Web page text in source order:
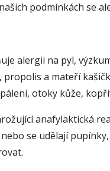
podmínkách se
alergii na pyl,
propolis a mateří
otoky kůže,
anafylaktická
se udělají